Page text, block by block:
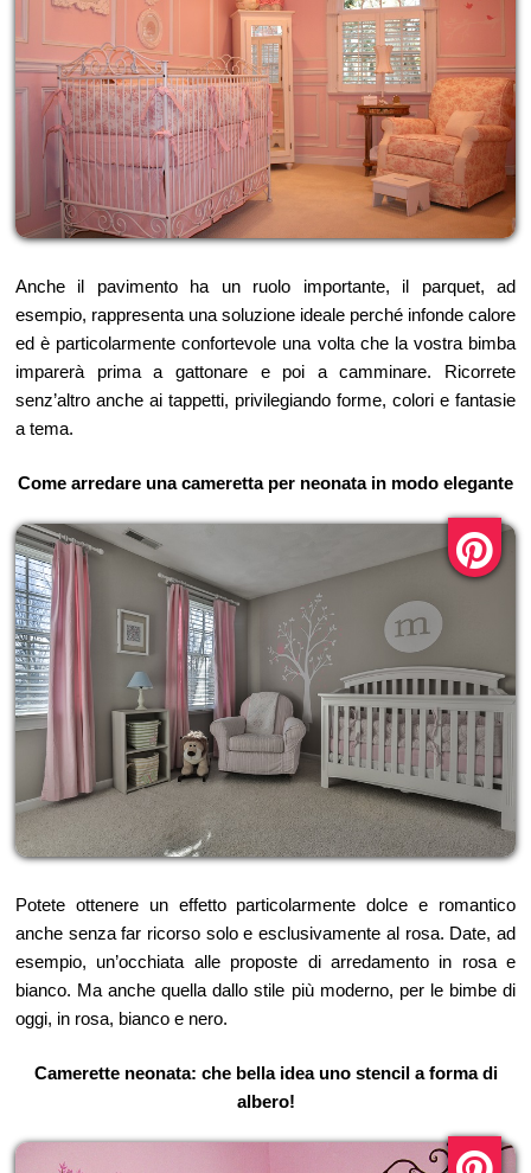
Anche il pavimento ha un ruolo importante, il parquet, ad
esempio, rappresenta una soluzione ideale perché infonde calore
ed è particolarmente confortevole una volta che la vostra bimba
imparerà prima a gattonare e poi a camminare. Ricorrete
senz’altro anche ai tappetti, privilegiando forme, colori e fantasie
a tema.
Come arredare una cameretta per neonata in modo elegante
Potete ottenere un effetto particolarmente dolce e romantico
anche senza far ricorso solo e esclusivamente al rosa. Date, ad
esempio, un’occhiata alle proposte di arredamento in rosa e
bianco. Ma anche quella dallo stile più moderno, per le bimbe di
oggi, in rosa, bianco e nero.
Camerette neonata: che bella idea uno stencil a forma di
albero!